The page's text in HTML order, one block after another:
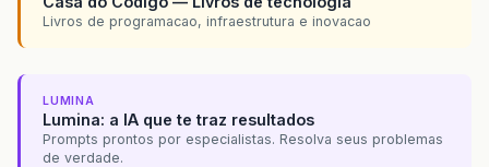
Livros de programacao, infraestrutura e inovacao
LUMINA
Lumina: a IA que te traz resultados
Prompts prontos por especialistas. Resolva seus problemas
de verdade.